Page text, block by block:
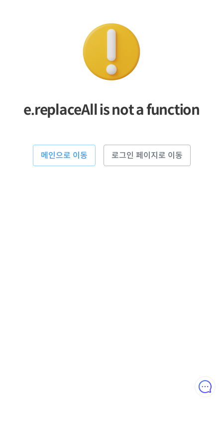
e.replaceAll is not a function
메인으로 이동 로그인 페이지로 이동